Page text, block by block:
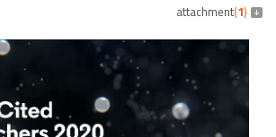
attachment(1)